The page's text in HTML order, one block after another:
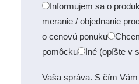
Informujem sa o
meranie / objednanie
o cenovú ponuku
pomôcku
Iné (opíšte v
Vaša správa. S čím